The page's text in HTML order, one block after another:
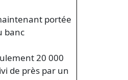
portée
banc
20 000
de près par un